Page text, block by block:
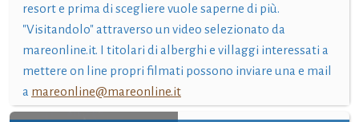
resort e prima di scegliere vuole saperne di più.
"Visitandolo" attraverso un video selezionato da
mareonline.it. I titolari di alberghi e villaggi interessati a
mettere on line propri filmati possono inviare una e mail
a mareonline@mareonline.it